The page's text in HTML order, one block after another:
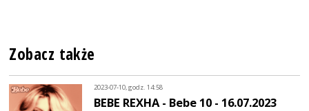
Zobacz także
2023-07-10, godz. 14:58
BEBE REXHA - Bebe 10 - 16.07.2023